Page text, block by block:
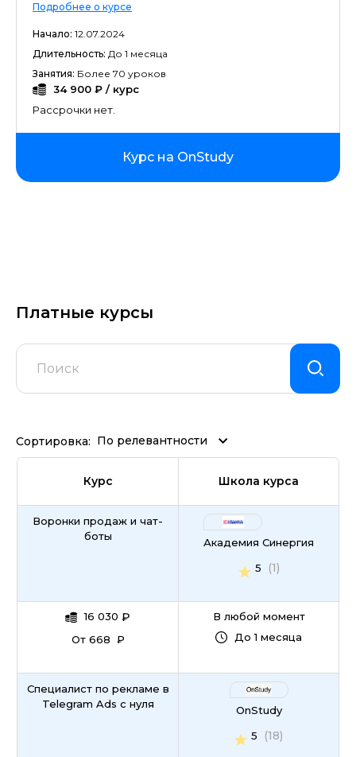
Подробнее о курсе
Начало: 12.07.2024
Длительность: До 1 месяца
Занятия: Более 70 уроков
34 900 ₽ / курс
Рассрочки нет.
Курс на OnStudy
Платные курсы
Сортировка: По релевантности
Курс Школа курса
Воронки продаж и чат-
боты
16 030 ₽
От 668 ₽
Академия Синергия
5
(1)
В любой момент
До 1 месяца
Специалист по рекламе в
Telegram Ads с нуля
OnStudy
5
(18)